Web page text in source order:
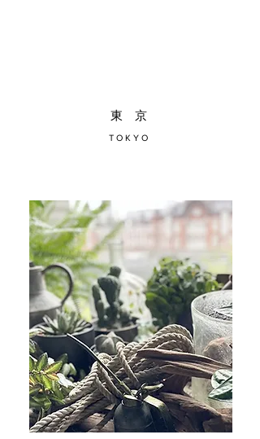
​東 京
T O K Y O